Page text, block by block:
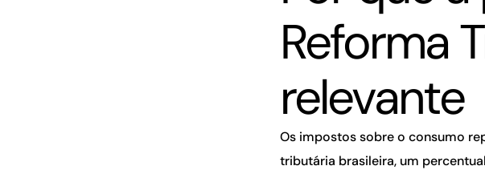
Reforma
relevante
Os impostos sobre o consumo
tributária brasileira, um